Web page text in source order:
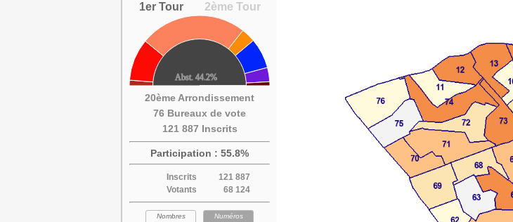
1er Tour 2ème Tour
20ème Arrondissement
76 Bureaux de vote
121 887 Inscrits
Participation : 55.8%
Inscrits
121 887
Votants
68 124
Nombres
Numéros